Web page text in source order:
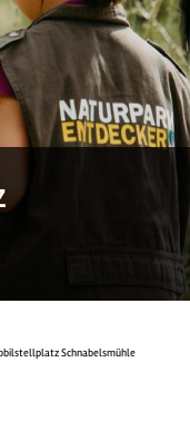
Schnabelsmühle